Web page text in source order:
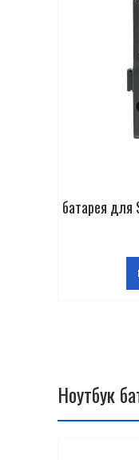
батарея
Hоутбук